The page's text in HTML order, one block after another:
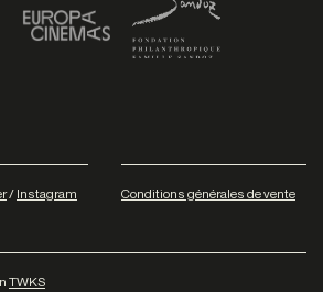
/ Instagram Conditions générales de vente
TWKS